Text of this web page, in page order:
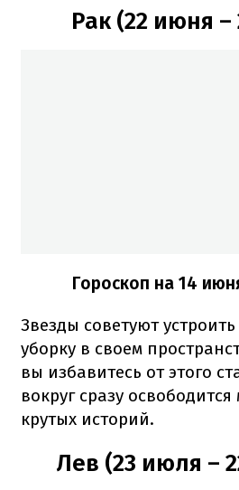
Рак (22 июня
Гороскоп на 14
Звезды советуют
уборку в своем
вы избавитесь от этого
вокруг сразу
крутых историй.
Лев (23 июля –